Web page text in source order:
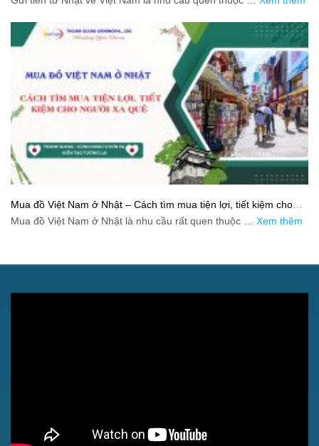
Mua đồ Việt Nam ở Nhật – Cách tìm mua tiện lợi, tiết kiệm cho
người xa quê
Mua đồ Việt Nam ở Nhật là nhu cầu rất quen thuộc … Xem thêm